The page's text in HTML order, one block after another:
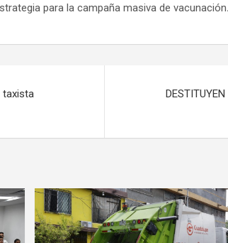
para la campaña masiva de vacunación.
taxista